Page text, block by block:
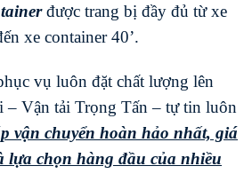
được trang bị đầy đủ từ xe
xe container 40’.
vụ luôn đặt chất lượng lên
– Vận tải Trọng Tấn – tự tin luôn
vận chuyển hoàn hảo nhất, giá
lựa chọn hàng đầu của nhiều